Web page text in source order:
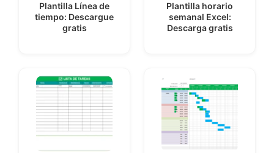
Plantilla Línea de
tiempo: Descargue
gratis
Plantilla horario
semanal Excel:
Descarga gratis